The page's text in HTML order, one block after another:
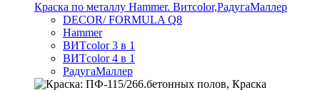
Краска по металлу Hammer. Витcolor,РадугаМаллер
DECOR/ FORMULA Q8
Hammer
ВИТcolor 3 в 1
ВИТcolor 4 в 1
РадугаМаллер